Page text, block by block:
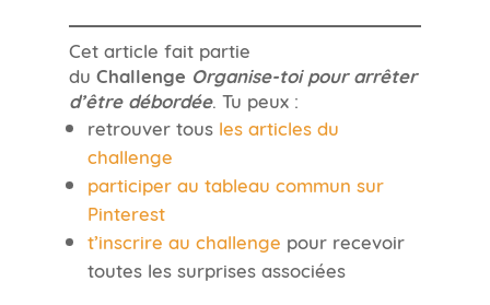
Cet article fait partie
du Challenge Organise-toi pour arrêter
d’être débordée. Tu peux :
retrouver tous les articles du
challenge
participer au tableau commun sur
Pinterest
t’inscrire au challenge pour recevoir
toutes les surprises associées